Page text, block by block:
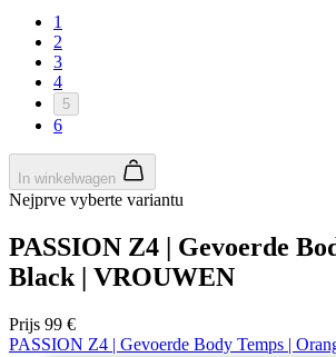
1
2
3
4
5
6
In winkelwagen
Nejprve vyberte variantu
PASSION Z4 | Gevoerde
Black | VROUWEN
Prijs 99 €
PASSION Z4 | Gevoerde Body Temps |